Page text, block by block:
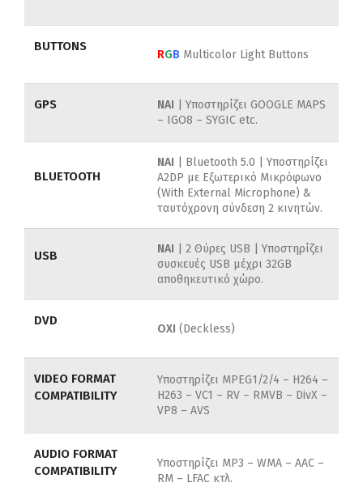
BUTTONS
RGB Multicolor Light Buttons
GPS NAI | Υποστηρίζει GOOGLE MAPS
– IGO8 – SYGIC etc.
BLUETOOTH
ΝΑΙ | Bluetooth 5.0 | Υποστηρίζει
A2DP με Εξωτερικό Μικρόφωνο
(With External Microphone) &
ταυτόχρονη σύνδεση 2 κινητών.
USB ΝΑΙ | 2 Θύρες USB | Υποστηρίζει
συσκευές USB μέχρι 32GB
αποθηκευτικό χώρο.
DVD
ΟΧΙ (Deckless)
VIDEO FORMAT
COMPATIBILITY
Υποστηρίζει MPEG1/2/4 – H264 –
H263 – VC1 – RV – RMVB – DivX –
VP8 – AVS
AUDIO FORMAT
COMPATIBILITY
Υποστηρίζει MP3 – WMA – AAC –
RM – LFAC κτλ.